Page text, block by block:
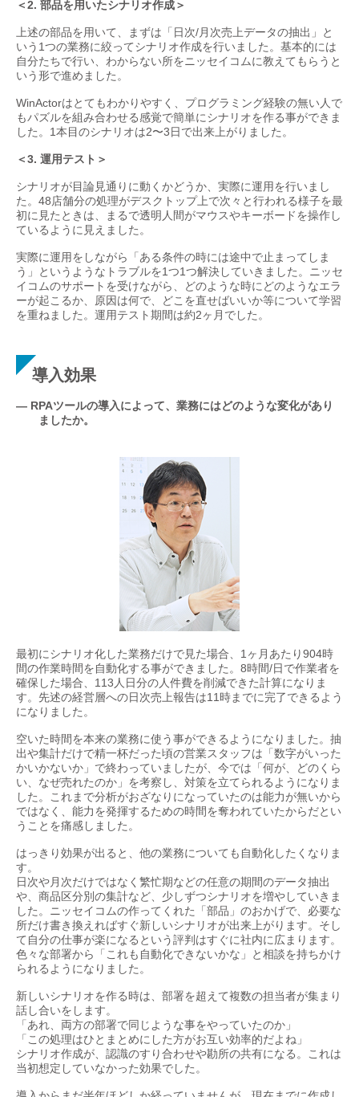
＜2. 部品を用いたシナリオ作成＞
上述の部品を用いて、まずは「日次/月次売上データの抽出」と
いう1つの業務に絞ってシナリオ作成を行いました。基本的には
自分たちで行い、わからない所をニッセイコムに教えてもらうと
いう形で進めました。
WinActorはとてもわかりやすく、プログラミング経験の無い人で
もパズルを組み合わせる感覚で簡単にシナリオを作る事ができま
した。1本目のシナリオは2〜3日で出来上がりました。
＜3. 運用テスト＞
シナリオが目論見通りに動くかどうか、実際に運用を行いまし
た。48店舗分の処理がデスクトップ上で次々と行われる様子を最
初に見たときは、まるで透明人間がマウスやキーボードを操作し
ているように見えました。
実際に運用をしながら「ある条件の時には途中で止まってしま
う」というようなトラブルを1つ1つ解決していきました。ニッセ
イコムのサポートを受けながら、どのような時にどのようなエラ
ーが起こるか、原因は何で、どこを直せばいいか等について学習
を重ねました。運用テスト期間は約2ヶ月でした。
導入効果
— RPAツールの導入によって、業務にはどのような変化があり
ましたか。
最初にシナリオ化した業務だけで見た場合、1ヶ月あたり904時
間の作業時間を自動化する事ができました。8時間/日で作業者を
確保した場合、113人日分の人件費を削減できた計算になりま
す。先述の経営層への日次売上報告は11時までに完了できるよう
になりました。
空いた時間を本来の業務に使う事ができるようになりました。抽
出や集計だけで精一杯だった頃の営業スタッフは「数字がいった
かいかないか」で終わっていましたが、今では「何が、どのくら
い、なぜ売れたのか」を考察し、対策を立てられるようになりま
した。これまで分析がおざなりになっていたのは能力が無いから
ではなく、能力を発揮するための時間を奪われていたからだとい
うことを痛感しました。
はっきり効果が出ると、他の業務についても自動化したくなりま
す。
日次や月次だけではなく繁忙期などの任意の期間のデータ抽出
や、商品区分別の集計など、少しずつシナリオを増やしていきま
した。ニッセイコムの作ってくれた「部品」のおかげで、必要な
所だけ書き換えればすぐ新しいシナリオが出来上がります。そし
て自分の仕事が楽になるという評判はすぐに社内に広まります。
色々な部署から「これも自動化できないかな」と相談を持ちかけ
られるようになりました。
新しいシナリオを作る時は、部署を超えて複数の担当者が集まり
話し合いをします。
「あれ、両方の部署で同じような事をやっていたのか」
「この処理はひとまとめにした方がお互い効率的だよね」
シナリオ作成が、認識のすり合わせや勘所の共有になる。これは
当初想定していなかった効果でした。